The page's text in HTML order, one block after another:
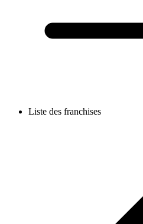
Liste des franchises